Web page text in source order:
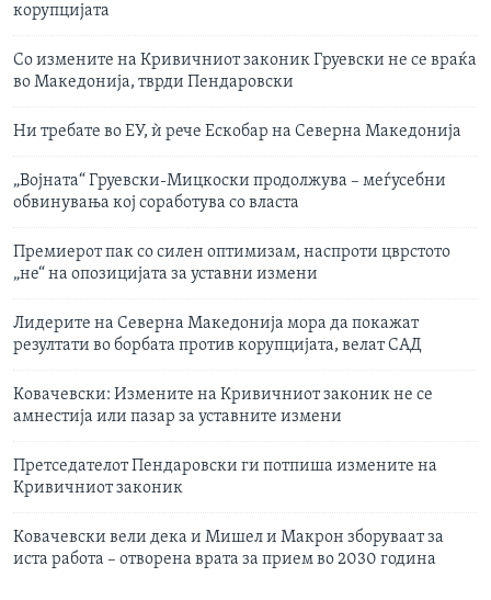
корупцијата
Со измените на Кривичниот законик Груевски не се враќа
во Македонија, тврди Пендаровски
Ни требате во ЕУ, ѝ рече Ескобар на Северна Македонија
„Војната“ Груевски-Мицкоски продолжува – меѓусебни
обвинувања кој соработува со власта
Премиерот пак со силен оптимизам, наспроти цврстото
„не“ на опозицијата за уставни измени
Лидерите на Северна Македонија мора да покажат
резултати во борбата против корупцијата, велат САД
Ковачевски: Измените на Кривичниот законик не се
амнестија или пазар за уставните измени
Претседателот Пендаровски ги потпиша измените на
Кривичниот законик
Ковачевски вели дека и Мишел и Макрон зборуваат за
иста работа – отворена врата за прием во 2030 година